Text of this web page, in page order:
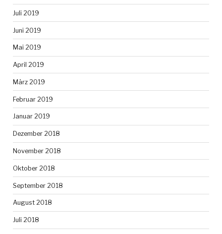
Juli 2019
Juni 2019
Mai 2019
April 2019
März 2019
Februar 2019
Januar 2019
Dezember 2018
November 2018
Oktober 2018
September 2018
August 2018
Juli 2018